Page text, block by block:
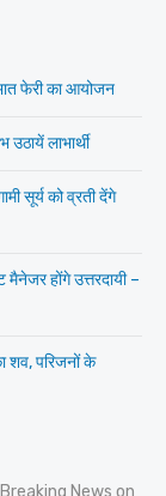
फेरी का आयोजन
उठायें लाभार्थी
सूर्य को व्रती देंगे
मैनेजर होंगे उत्तरदायी –
शव, परिजनों के
News on